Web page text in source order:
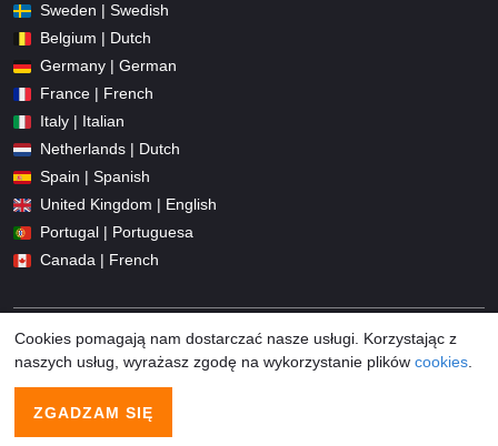
Sweden | Swedish
Belgium | Dutch
Germany | German
France | French
Italy | Italian
Netherlands | Dutch
Spain | Spanish
United Kingdom | English
Portugal | Portuguesa
Canada | French
© 2026 Promo-codes.pl All Rights Reserved
Cookies pomagają nam dostarczać nasze usługi. Korzystając z
naszych usług, wyrażasz zgodę na wykorzystanie plików cookies
ZGADZAM SIĘ